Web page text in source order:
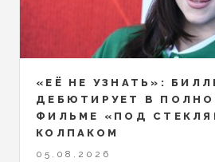
«ЕЁ НЕ УЗНАТЬ»:
ДЕБЮТИРУЕТ В
ФИЛЬМЕ «ПОД
КОЛПАКОМ
05.08.2026